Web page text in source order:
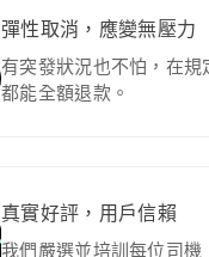
彈性取消，應變無壓力
有突發狀況也不怕，在規
都能全額退款。
真實好評，用戶信賴
我們嚴選並培訓每位司機